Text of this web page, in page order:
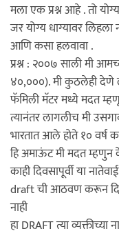
मला एक प्रश्न आहे . तो
जर योग्य धाग्यावर
आणि कसा हलवावा .
प्रश्न : २००७ साली मी
४०,०००). मी कुठलेही देणे
फॅमिली मॅटर मध्ये मदत
त्यानंतर लागलीच मी
भारतात आले होते १० वर्ष
हि अमाऊंट मी मदत म्हणुन
काही दिवसापूर्वी या
draft ची आठवण करून
नाही
हा DRAFT त्या